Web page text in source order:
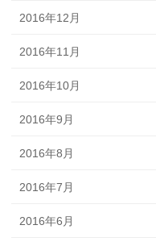
2016年12月
2016年11月
2016年10月
2016年9月
2016年8月
2016年7月
2016年6月